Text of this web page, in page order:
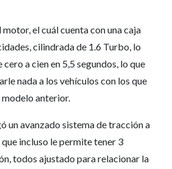
el cuál cuenta con una caja
cilindrada de 1.6 Turbo, lo
a cien en 5,5 segundos, lo que
nada a los vehículos con los que
modelo anterior.
un avanzado sistema de tracción a
incluso le permite tener 3
todos ajustado para relacionar la